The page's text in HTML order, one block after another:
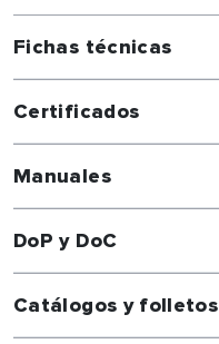
Fichas técnicas
Certificados
Manuales
DoP y DoC
Catálogos y folletos